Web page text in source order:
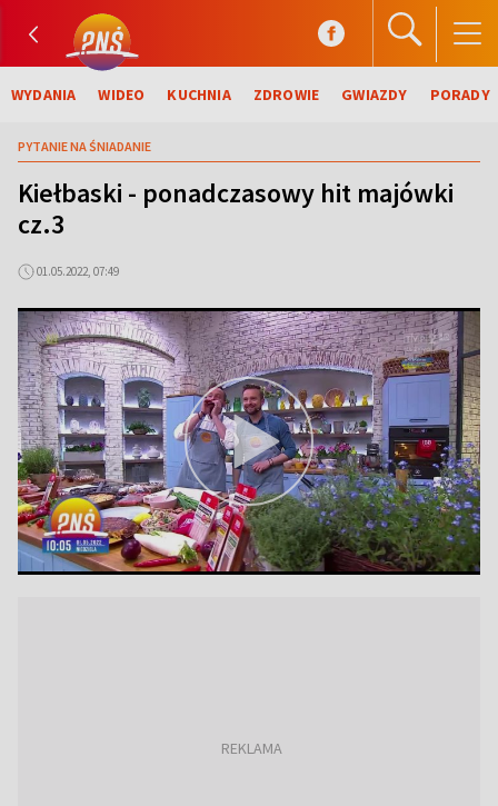
WYDANIA WIDEO KUCHNIA ZDROWIE GWIAZDY PORADY
PYTANIE NA ŚNIADANIE
Kiełbaski - ponadczasowy hit majówki
cz.3
01.05.2022, 07:49